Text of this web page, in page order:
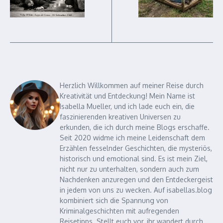
Herzlich Willkommen auf meiner Reise durch
Kreativität und Entdeckung! Mein Name ist
Isabella Mueller, und ich lade euch ein, die
faszinierenden kreativen Universen zu
erkunden, die ich durch meine Blogs erschaffe.
Seit 2020 widme ich meine Leidenschaft dem
Erzählen fesselnder Geschichten, die mysteriös,
historisch und emotional sind. Es ist mein Ziel,
nicht nur zu unterhalten, sondern auch zum
Nachdenken anzuregen und den Entdeckergeist
in jedem von uns zu wecken. Auf isabellas.blog
kombiniert sich die Spannung von
Kriminalgeschichten mit aufregenden
Reisetipps. Stellt euch vor, ihr wandert durch